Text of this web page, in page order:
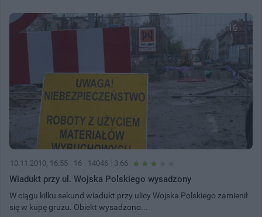
16
10.11.2010, 16:55 16 14046 3.66
Wiadukt przy ul. Wojska Polskiego wysadzony
W ciągu kilku sekund wiadukt przy ulicy Wojska Polskiego zamienił
się w kupę gruzu. Obiekt wysadzono...